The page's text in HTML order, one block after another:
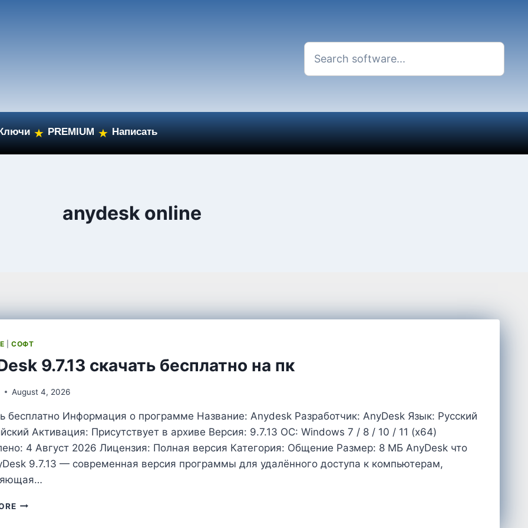
★ PREMIUM ★ Написать
anydesk online
|СОФТ
9.7.13 скачать бесплатно на пк
August 4, 2026
бесплатно Информация о программе Название: Anydesk Разработчик: AnyDesk Язык: Русский
Активация: Присутствует в архиве Версия: 9.7.13 OC: Windows 7 / 8 / 10 / 11 (x64)
4 Август 2026 Лицензия: Полная версия Категория: Общение Размер: 8 MБ AnyDesk что
9.7.13 — современная версия программы для удалённого доступа к компьютерам,
ANYDESK